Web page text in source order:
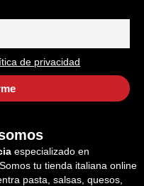
de privacidad
especializado en
Somos tu tienda italiana online
pasta, salsas, quesos,